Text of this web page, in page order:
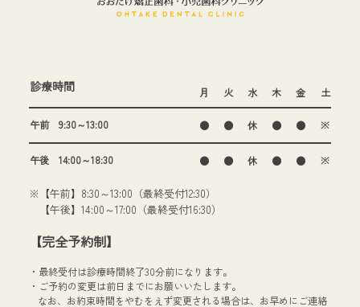
診療時間 月 火 水 木 金 土
午前 9:30～13:00 ● ● 休 ● ● ※
午後 14:00～18:30 ● ● 休 ● ● ※
※【午前】8:30～13:00（最終受付12:30）
【午後】14:00～17:00（最終受付16:30）
【完全予約制】
・最終受付は診療時間終了30分前になります。
・ご予約の変更は前日までにお願いいたします。
なお、お約束時間をやむをえず変更される場合は、お早めにご連絡